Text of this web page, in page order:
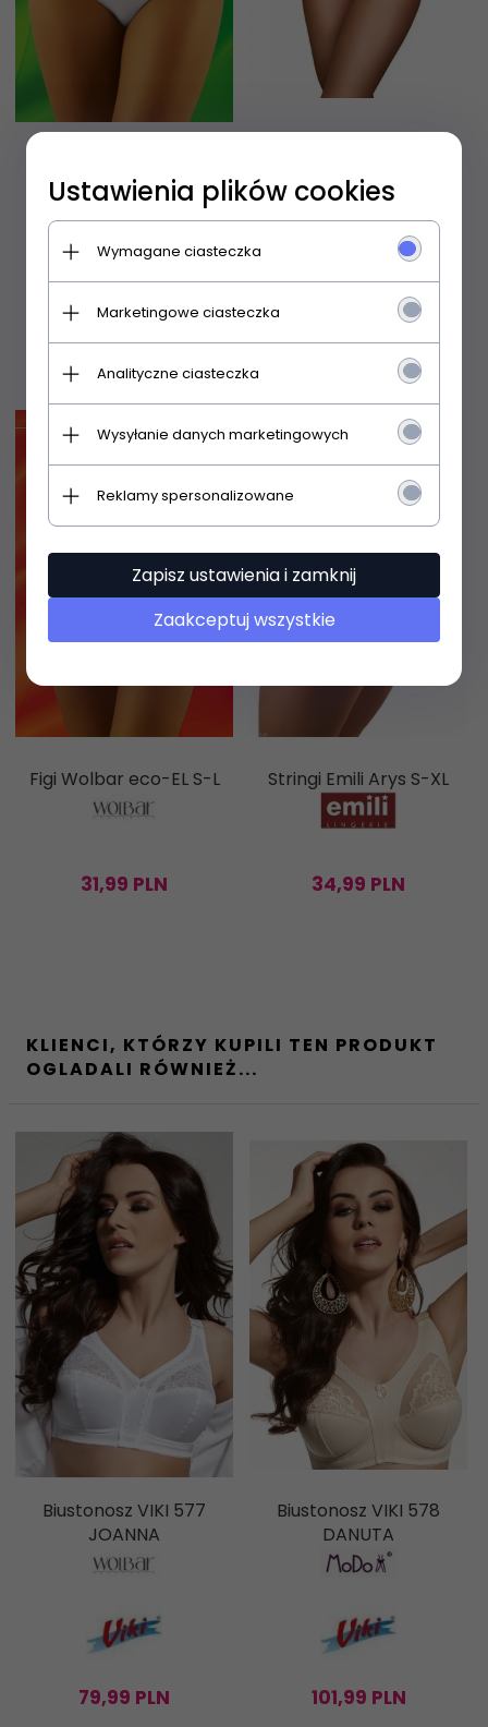
PLN
Figi Wolbar eco-EL S-L
31,99 PLN
Stringi Emili Arys S-XL
34,99 PLN
KLIENCI, KTÓRZY KUPILI TEN PRODUKT
OGLADALI RÓWNIEŻ...
Biustonosz VIKI 577
JOANNA
79,99 PLN
Biustonosz VIKI 578
DANUTA
101,99 PLN
Ustawienia plików cookies
Wymagane ciasteczka
Marketingowe ciasteczka
Analityczne ciasteczka
Wysyłanie danych marketingowych
Reklamy spersonalizowane
Zapisz ustawienia i zamknij
Zaakceptuj wszystkie